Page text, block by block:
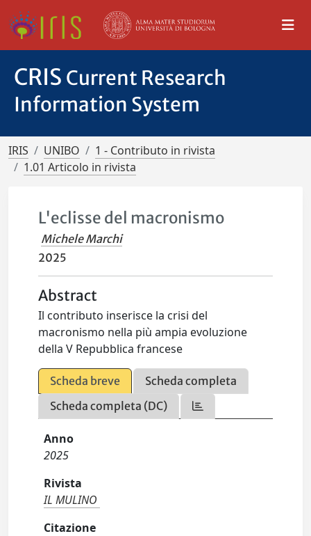
CRIS Current Research
Information System
IRIS UNIBO
1 - Contributo in rivista
1.01 Articolo in rivista
L'eclisse del macronismo
Michele Marchi
2025
Abstract
Il contributo inserisce la crisi del
macronismo nella più ampia evoluzione
della V Repubblica francese
Scheda breve
Scheda completa
Scheda completa (DC)
Anno
2025
Rivista
IL MULINO
Citazione